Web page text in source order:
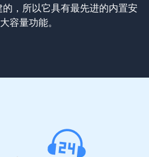
，所以它具有最先进的内置安
容量功能。